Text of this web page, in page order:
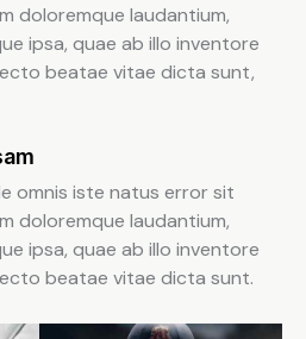
doloremque laudantium,
ipsa, quae ab illo inventore
beatae vitae dicta sunt,
omnis iste natus error sit
doloremque laudantium,
ipsa, quae ab illo inventore
beatae vitae dicta sunt.